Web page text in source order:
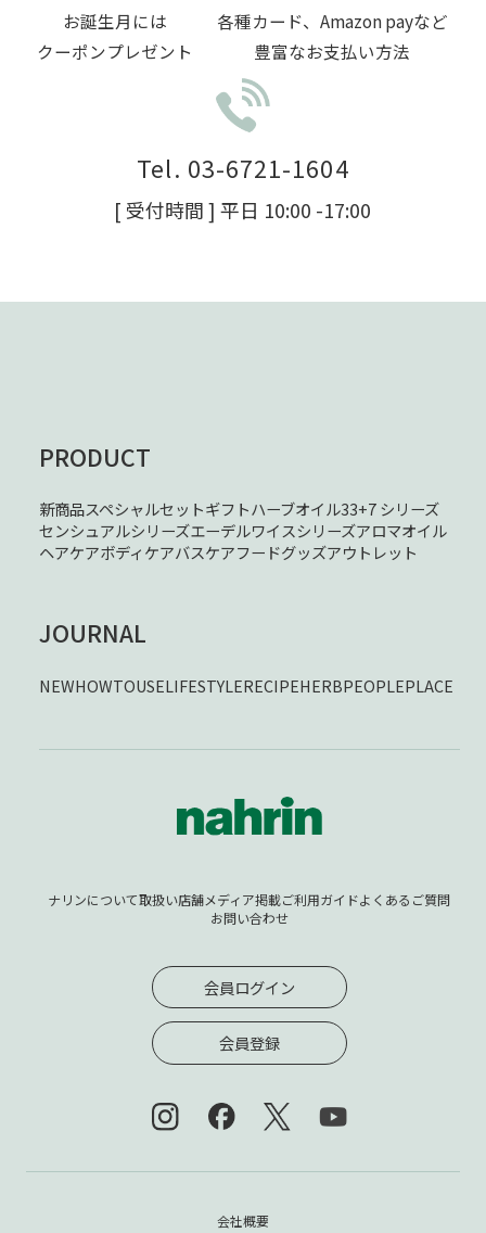
お誕生月には
クーポンプレゼント
各種カード、Amazon payなど
豊富なお支払い方法
Tel. 03-6721-1604
[ 受付時間 ] 平日 10:00 -17:00
PRODUCT
新商品スペシャルセットギフトハーブオイル33+7 シリーズ
センシュアルシリーズエーデルワイスシリーズアロマオイル
ヘアケアボディケアバスケアフードグッズアウトレット
JOURNAL
NEWHOWTOUSELIFESTYLERECIPEHERBPEOPLEPLACE
ナリンについて取扱い店舗メディア掲載ご利用ガイドよくあるご質問
お問い合わせ
会員ログイン
会員登録
会社概要